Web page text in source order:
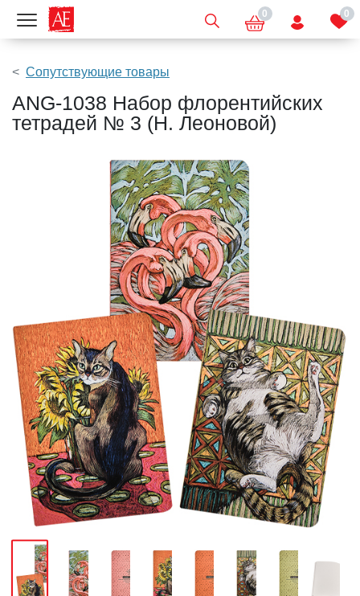
Показать меню 0 0
Сопутствующие товары
ANG-1038 Набор флорентийских
тетрадей № 3 (Н. Леоновой)